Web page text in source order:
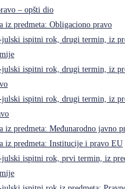
– opšti dio
iz predmeta: Obligaciono pravo
ispitni rok, drugi termin, iz
ispitni rok, drugi termin, iz
ispitni rok, drugi termin, iz
iz predmeta: Međunarodno javno
iz predmeta: Institucije i pravo EU
ispitni rok, prvi termin, iz